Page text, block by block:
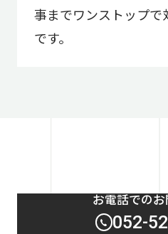
事までワンストップ
です。
お電話での
052-